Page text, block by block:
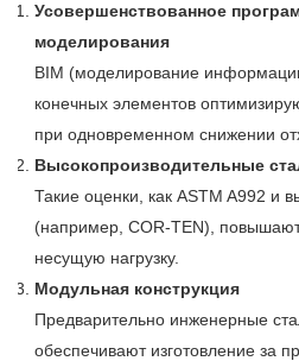
Усовершенствованное
моделирования
BIM (моделирование
конечных элементов
при одновременном снижении
Высокопроизводительные
Такие оценки, как ASTM A992 и
(например, COR-TEN), повышают
несущую нагрузку.
Модульная конструкция
Предварительно инженерные
обеспечивают изготовление за